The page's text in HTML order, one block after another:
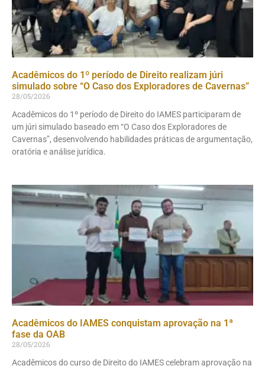
Acadêmicos do 1º período de Direito realizam júri
simulado sobre “O Caso dos Exploradores de Cavernas”
28/05/2026
Acadêmicos do 1º período de Direito do IAMES participaram de
um júri simulado baseado em “O Caso dos Exploradores de
Cavernas”, desenvolvendo habilidades práticas de argumentação,
oratória e análise jurídica.
Acadêmicos do IAMES conquistam aprovação na 1ª
fase da OAB
28/05/2026
Acadêmicos do curso de Direito do IAMES celebram aprovação na